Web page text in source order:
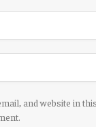
and website in